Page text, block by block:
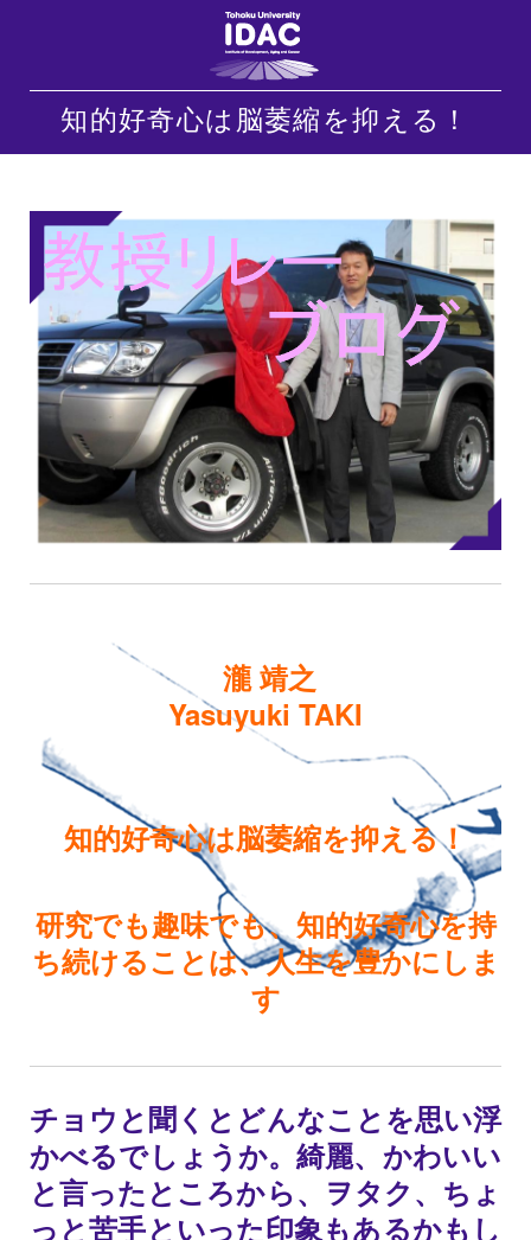
知的好奇心は脳萎縮を抑える！
瀧 靖之
Yasuyuki TAKI
知的好奇心は脳萎縮を抑える！
研究でも趣味でも、知的好奇心を持
ち続けることは、人生を豊かにしま
す
チョウと聞くとどんなことを思い浮
かべるでしょうか。綺麗、かわいい
と言ったところから、ヲタク、ちょ
っと苦手といった印象もあるかもし